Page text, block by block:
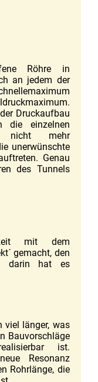
Röhre in
an jedem der
Druckaufbau
die einzelnen
nicht mehr
unerwünschte
Genau
des Tunnels
mit dem
gemacht, den
darin hat es
viel länger, was
Bauvorschläge
ist.
Resonanz
Rohrlänge, die